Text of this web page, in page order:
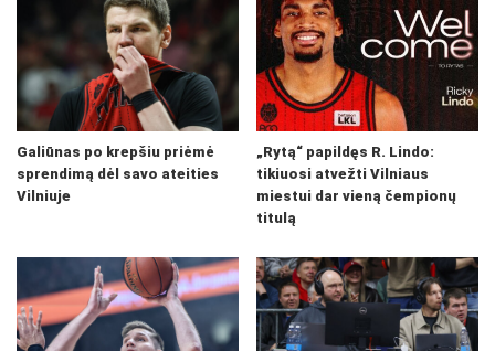
Galiūnas po krepšiu priėmė
sprendimą dėl savo ateities
Vilniuje
„Rytą“ papildęs R. Lindo:
tikiuosi atvežti Vilniaus
miestui dar vieną čempionų
titulą